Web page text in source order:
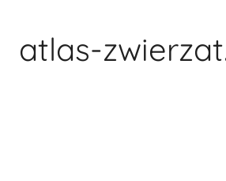
treściatlas-